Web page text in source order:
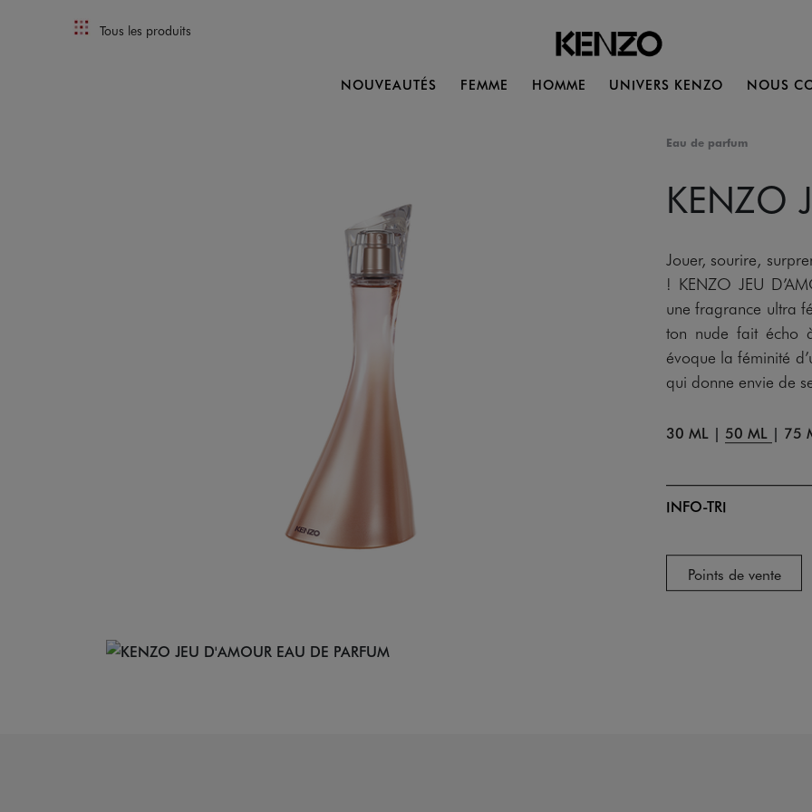
Tous les produits
NOUVEAUTÉS FEMME HOMME UNIVERS KENZO NOUS
Eau de parfum
KENZO
Jouer, sourire,
! KENZO JEU
une fragrance ultra
ton nude fait écho
évoque la féminité
qui donne envie de
30 ML | 50 ML | 75
INFO-TRI
Points de vente